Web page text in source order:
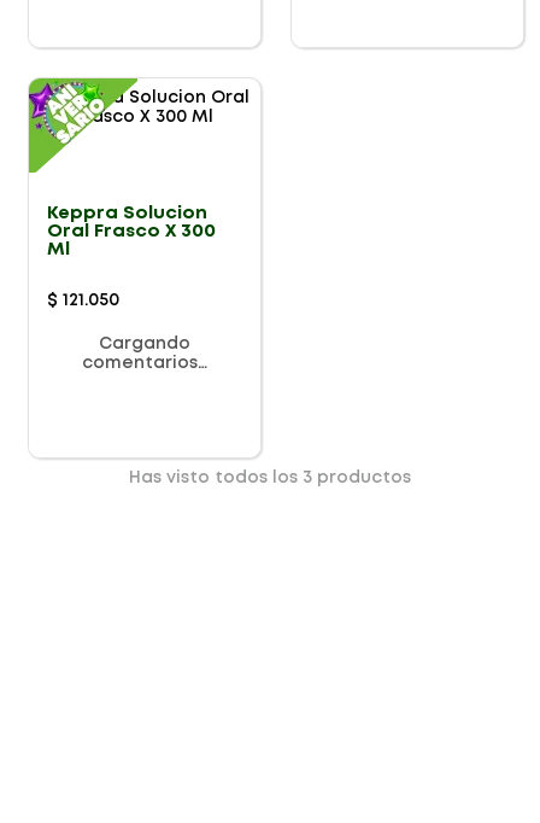
Keppra Solucion
Oral Frasco X 300
Ml
$ 121 .050
Cargando
comentarios…
Has visto todos los 3 productos